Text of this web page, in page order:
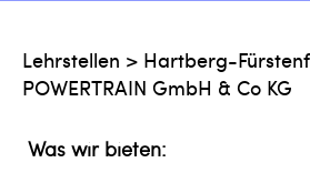
Lehrstellen > Hartberg-
POWERTRAIN GmbH & Co KG
Was wir bieten: